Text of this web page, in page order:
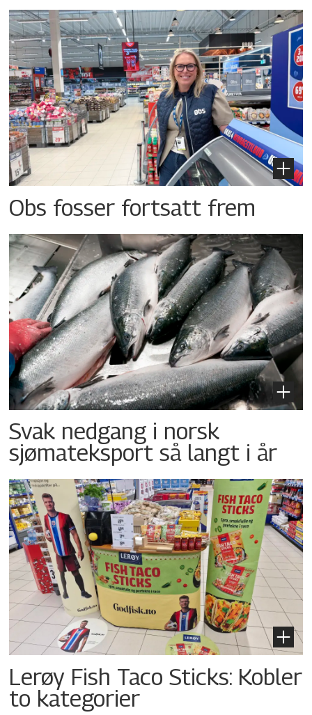
Obs fosser fortsatt frem
Svak nedgang i norsk
sjømateksport så langt i år
Lerøy Fish Taco Sticks: Kobler
to kategorier